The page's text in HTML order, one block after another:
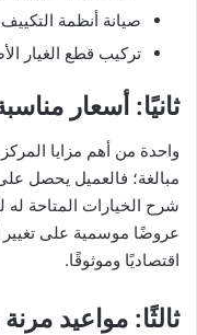
صيانة أنظمة التكييف
تركيب قطع الغيار
ثانيًا: أسعار
واحدة من أهم مزايا
مبالغة؛ فالعميل يحصل
شرح الخيارات المتاحة له
عروضًا موسمية على تغيير
اقتصاديًا وموثوقًا.
ثالثًا: مواعيد